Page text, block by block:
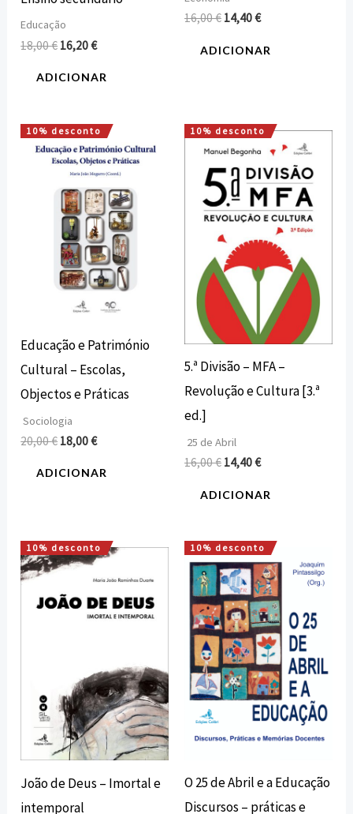
Educação
18,00€ 16,20€
ADICIONAR
16,00€ 14,40€
ADICIONAR
10% desconto
Educação e Património
Cultural – Escolas,
Objectos e Práticas
Sociologia
20,00€
O
preço
original
20,00 €.
18,00€
O
preço
atual
é:
18,00 €.
ADICIONAR
10% desconto
5.ª Divisão – MFA –
Revolução e Cultura [3.ª
ed.]
25 de Abril
16,00€
O
preço
original
era:
16,00 €.
14,40€
O
preço
atual
é:
14,40 €.
ADICIONAR
10% desconto
João de Deus – Imortal e
intemporal
O
preço
original
era:
25,00 €.
O
atual
é:
22,50 €.
10% desconto
O 25 de Abril e a Educação
Discursos – práticas e
O
preço
original
era:
14,00 €.
O
preço
atual
é:
12,60 €.